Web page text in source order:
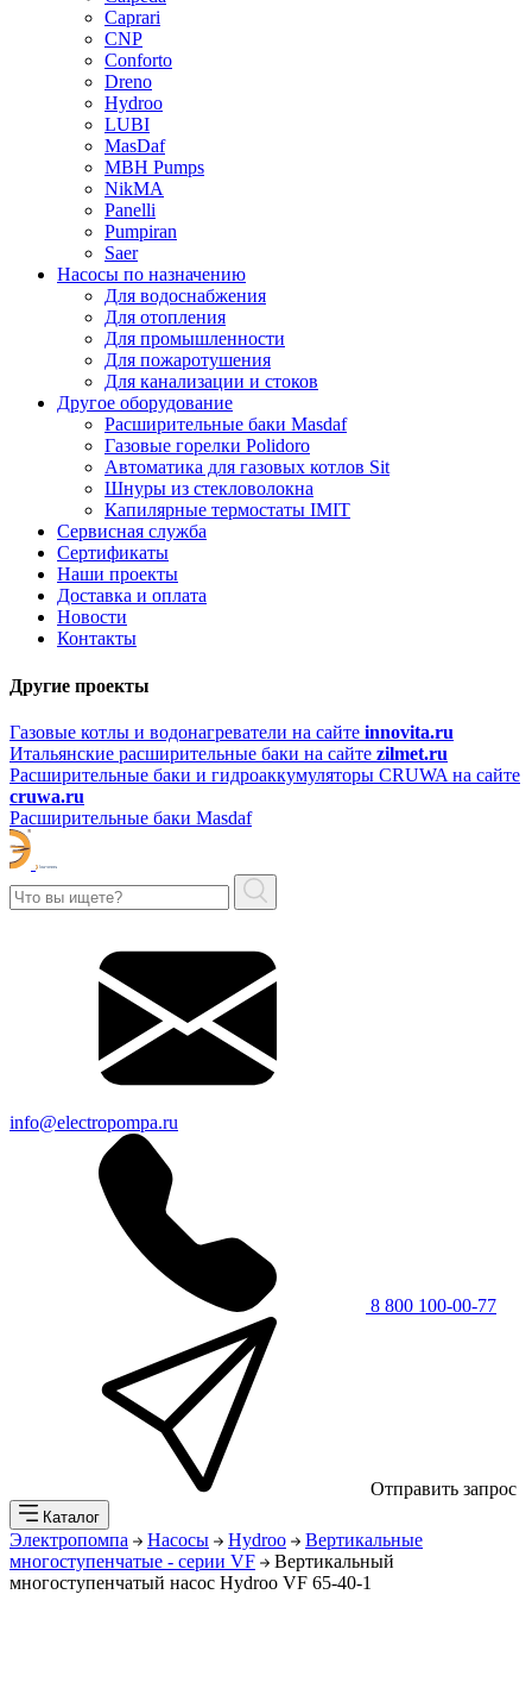
Caprari
CNP
Conforto
Dreno
Hydroo
LUBI
MasDaf
MBH Pumps
NikMA
Panelli
Pumpiran
Saer
Насосы по назначению
Для водоснабжения
Для отопления
Для промышленности
Для пожаротушения
Для канализации и стоков
Другое оборудование
Расширительные баки Masdaf
Газовые горелки Polidoro
Автоматика для газовых котлов Sit
Шнуры из стекловолокна
Капилярные термостаты IMIT
Сервисная служба
Сертификаты
Наши проекты
Доставка и оплата
Новости
Контакты
Другие проекты
Газовые котлы и водонагреватели на сайте innovita.ru
Итальянские расширительные баки на сайте zilmet.ru
Расширительные баки и гидроаккумуляторы CRUWA на сайте
cruwa.ru
Расширительные баки Masdaf
info@electropompa.ru
8 800 100-00-77
Отправить запрос
Каталог
Электропомпа Насосы Hydroo
Вертикальные
многоступенчатые - серии VF
Вертикальный
многоступенчатый насос Hydroo VF 65-40-1